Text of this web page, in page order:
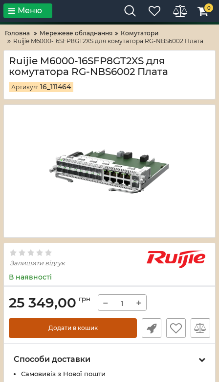
Тільки високі технології! RV-ZAFT
Меню 0
Головна Мережеве обладнання
Комутатори
Ruijie M6000-16SFP8GT2XS для комутатора RG-NBS6002 Плата
Ruijie M6000-16SFP8GT2XS для
комутатора RG-NBS6002 Плата
Артикул: 16_111464
Залишити відгук
В наявності
25 349,00 грн − +
Додати в кошик
Способи доставки
Самовивіз з Нової пошти